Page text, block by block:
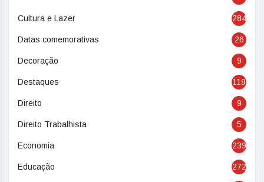
Cultura e Lazer 284
Datas comemorativas 26
Decoração 9
Destaques 119
Direito 9
Direito Trabalhista 5
Economia 239
Educação 272